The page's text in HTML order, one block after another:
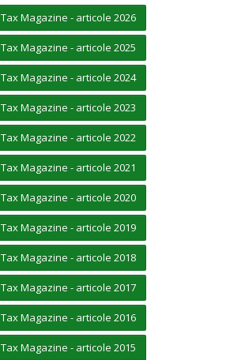
Tax Magazine - articole 2026
Tax Magazine - articole 2025
Tax Magazine - articole 2024
Tax Magazine - articole 2023
Tax Magazine - articole 2022
Tax Magazine - articole 2021
Tax Magazine - articole 2020
Tax Magazine - articole 2019
Tax Magazine - articole 2018
Tax Magazine - articole 2017
Tax Magazine - articole 2016
Tax Magazine - articole 2015